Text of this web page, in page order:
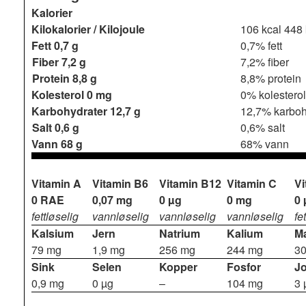
Kalorier
Kilokalorier / Kilojoule
106 kcal 448
Fett0,7 g
0,7% fett
Fiber7,2 g
7,2% fiber
Protein 8,8 g
8,8% protein
Kolesterol0 mg
0% kolesterol
Karbohydrater 12,7 g
12,7%
Salt0,6 g
0,6% salt
Vann 68 g 68% vann
Vitamin A
0 RAE
fettløselig
Vitamin B6
0,07 mg
vannløselig
Vitamin B12
0 µg
vannløselig
Vitamin C
0 mg
vannløselig
0
Kalsium
79 mg
Jern
1,9 mg
Natrium
256 mg
Kalium
244 mg
Sink
0,9 mg
Selen
0 µg
Kopper
–
Fosfor
104 mg
3